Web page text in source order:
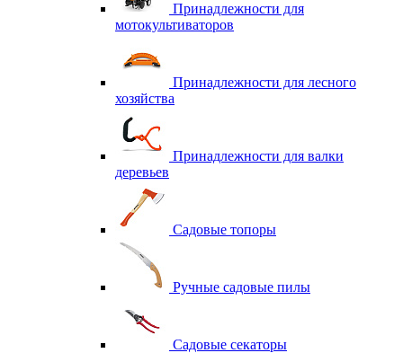
Принадлежности для
мотокультиваторов
Принадлежности для лесного
хозяйства
Принадлежности для валки
деревьев
Садовые топоры
Ручные садовые пилы
Садовые секаторы